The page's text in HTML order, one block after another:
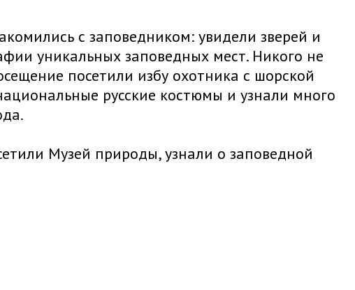
с заповедником: увидели зверей и
уникальных заповедных мест. Никого не
посетили избу охотника с шорской
русские костюмы и узнали много
Музей природы, узнали о заповедной